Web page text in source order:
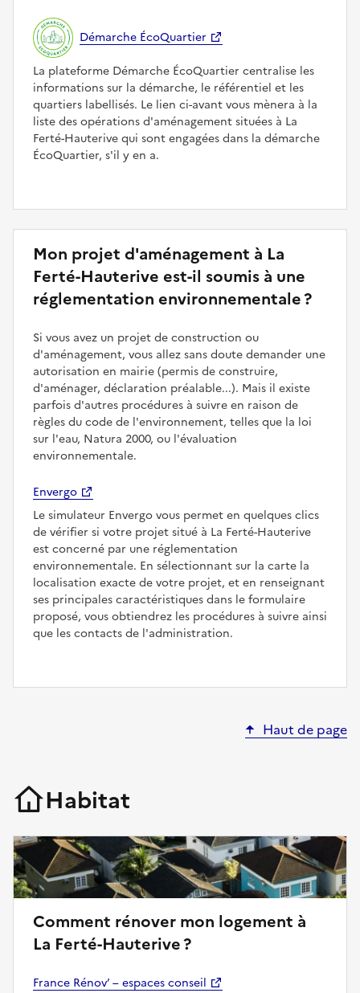
Démarche ÉcoQuartier
La plateforme Démarche ÉcoQuartier centralise les
informations sur la démarche, le référentiel et les
quartiers labellisés. Le lien ci-avant vous mènera à la
liste des opérations d'aménagement situées à La
Ferté-Hauterive qui sont engagées dans la démarche
ÉcoQuartier, s'il y en a.
Mon projet d'aménagement à La
Ferté-Hauterive est-il soumis à une
réglementation environnementale ?
Si vous avez un projet de construction ou
d'aménagement, vous allez sans doute demander une
autorisation en mairie (permis de construire,
d'aménager, déclaration préalable...). Mais il existe
parfois d'autres procédures à suivre en raison de
règles du code de l'environnement, telles que la loi
sur l'eau, Natura 2000, ou l'évaluation
environnementale.
Envergo
Le simulateur Envergo vous permet en quelques clics
de vérifier si votre projet situé à La Ferté-Hauterive
est concerné par une réglementation
environnementale. En sélectionnant sur la carte la
localisation exacte de votre projet, et en renseignant
ses principales caractéristiques dans le formulaire
proposé, vous obtiendrez les procédures à suivre ainsi
que les contacts de l'administration.
Haut de page
Habitat
Comment rénover mon logement à
La Ferté-Hauterive ?
France Rénov’ – espaces conseil